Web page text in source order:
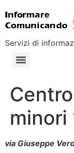
Servizi di
minori
via Giuseppe